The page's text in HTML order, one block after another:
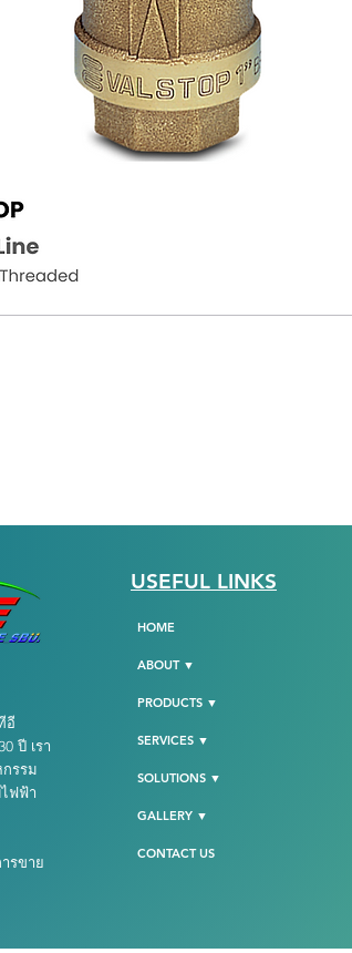
อี
ปี เรา
รรม
ฟฟ้า
รขาย
USEFUL LINKS
HOME
ABOUT ▼
PRODUCTS ▼
SERVICES ▼
SOLUTIONS ▼
GALLERY ▼
CONTACT US